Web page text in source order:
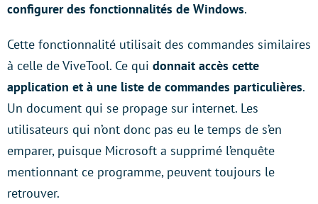
configurer des fonctionnalités de Windows.
Cette fonctionnalité utilisait des commandes similaires
à celle de ViveTool. Ce qui donnait accès cette
application et à une liste de commandes particulières.
Un document qui se propage sur internet. Les
utilisateurs qui n’ont donc pas eu le temps de s’en
emparer, puisque Microsoft a supprimé l’enquête
mentionnant ce programme, peuvent toujours le
retrouver.